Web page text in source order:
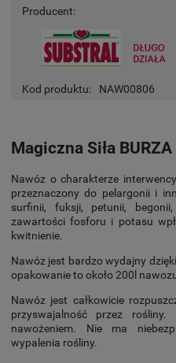
Producent:
Kod produktu: NAW00806
Magiczna Siła BURZA
Nawóz o charakterze
przeznaczony do pelargonii i
surfinii, fuksji, petunii,
zawartości fosforu i potasu
kwitnienie.
Nawóz jest bardzo wydajny
opakowanie to około 200l
Nawóz jest całkowicie
przyswajalność przez
nawożeniem. Nie ma
wypalenia rośliny.